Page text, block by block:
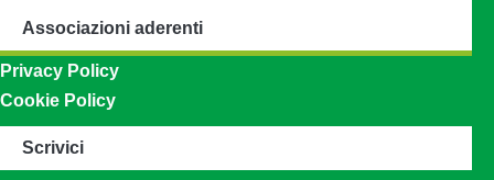
Associazioni aderenti
Privacy Policy
Cookie Policy
Scrivici